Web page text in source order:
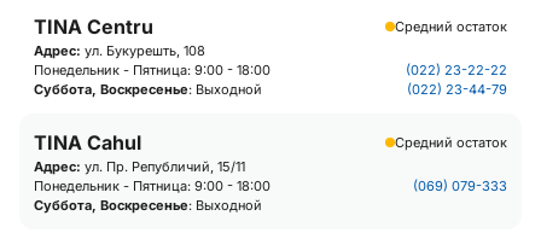
TINA Centru
Средний остаток
Адрес: ул. Букурешть, 108
Понедельник - Пятница: 9:00 - 18:00
Суббота, Воскресенье: Выходной
(022) 23-22-22
(022) 23-44-79
TINA Cahul
Средний остаток
Адрес: ул. Пр. Републичий, 15/11
Понедельник - Пятница: 9:00 - 18:00
Суббота, Воскресенье: Выходной
(069) 079-333